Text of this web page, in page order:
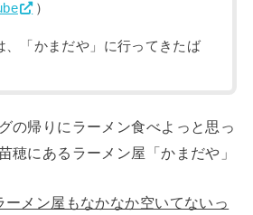
）
、「かまだや」に行ってきたば
の帰りにラーメン食べよっと思っ
穂にあるラーメン屋「かまだや」
メン屋もなかなか空いてないっ